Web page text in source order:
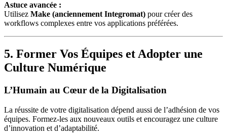
Astuce avancée :
Utilisez Make (anciennement Integromat) pour créer des
workflows complexes entre vos applications préférées.
5. Former Vos Équipes et Adopter une
Culture Numérique
L’Humain au Cœur de la Digitalisation
La réussite de votre digitalisation dépend aussi de l’adhésion de vos
équipes. Formez-les aux nouveaux outils et encouragez une culture
d’innovation et d’adaptabilité.